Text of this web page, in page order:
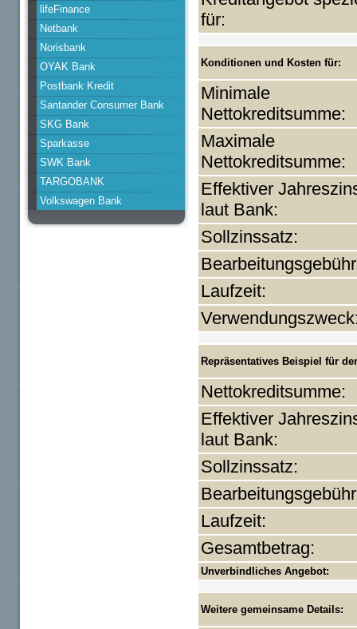
lifeFinance
Netbank
Norisbank
OYAK Bank
Postbank Kredit
Santander Consumer Bank
SKG Bank
Sparkasse
SWK Bank
TARGOBANK
Volkswagen Bank
für:
Konditionen und Kosten für:
Minimale
Nettokreditsumme:
Maximale
Nettokreditsumme:
Effektiver
laut Bank:
Sollzinssatz:
Laufzeit:
Repräsentatives Beispiel für
Nettokreditsumme:
Effektiver
laut Bank:
Sollzinssatz:
Laufzeit:
Gesamtbetrag:
Unverbindliches Angebot:
Weitere gemeinsame Details: